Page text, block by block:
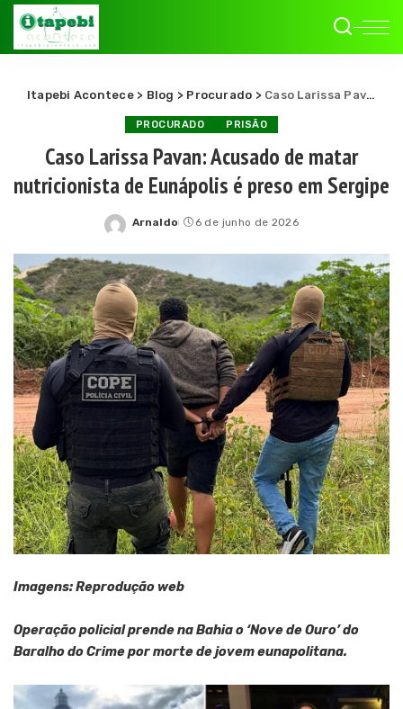
Itapebi Acontece> Blog > Procurado > Caso Larissa Pavan: Acusado de matar nutricionista de Eunápolis é preso em Sergipe
PROCURADO PRISÃO
Caso Larissa Pavan: Acusado de matar
nutricionista de Eunápolis é preso em Sergipe
Posted
Arnaldo 6 de junho de 2026
Imagens: Reprodução web
Operação policial prende na Bahia o ‘Nove de Ouro’ do
Baralho do Crime por morte de jovem eunapolitana.